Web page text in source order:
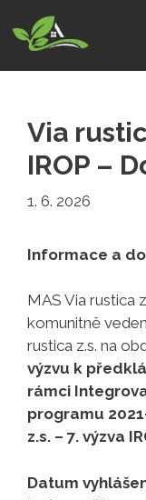
na
obsah
Via
IROP –
1. 6. 2026
Informace a
MAS Via rustica
komunitně
rustica z.s. na
výzvu k
rámci
programu
z.s. – 7. výzva
Datum